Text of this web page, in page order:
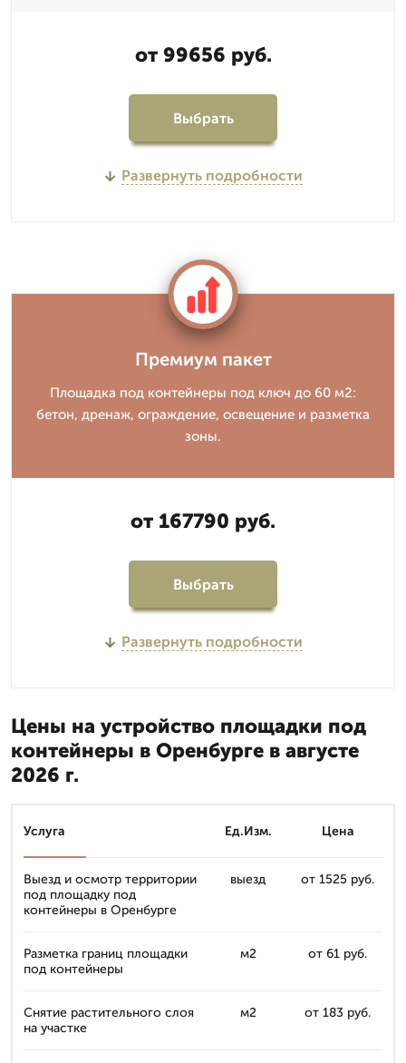
от 99656 руб.
Выбрать
Развернуть подробности
Премиум пакет
Площадка под контейнеры под ключ до 60 м2:
бетон, дренаж, ограждение, освещение и разметка
зоны.
от 167790 руб.
Выбрать
Развернуть подробности
Цены на устройство площадки под
контейнеры в Оренбурге в августе
2026 г.
Услуга Ед.Изм. Цена
Выезд и осмотр территории
под площадку под
контейнеры в Оренбурге
выезд от 1525 руб.
Разметка границ площадки
под контейнеры
м2 от 61 руб.
Снятие растительного слоя
на участке
м2 от 183 руб.